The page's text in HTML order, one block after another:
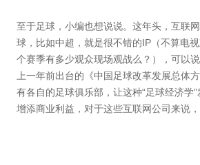
至于足球，小编也想说说。这年头，互联
球，比如中超，就是很不错的IP（不算电
个赛季有多少观众现场观战么？），可以
上一年前出台的《中国足球改革发展总体
有各自的足球俱乐部，让这种“足球经济学
增添商业利益，对于这些互联网公司来说